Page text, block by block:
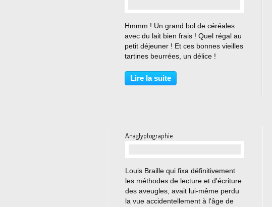
Hmmm ! Un grand bol de céréales
avec du lait bien frais ! Quel régal au
petit déjeuner ! Et ces bonnes vieilles
tartines beurrées, un délice !
D'OLIGO-ELEMENTS Cela fait des
décennies qu'on nous vante les
Lire la suite
Anaglyptographie
Louis Braille qui fixa définitivement
les méthodes de lecture et d'écriture
des aveugles, avait lui-même perdu
la vue accidentellement à l'âge de